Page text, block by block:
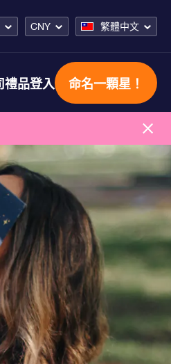
CNY 繁體中文
禮品登入 命名一顆星！